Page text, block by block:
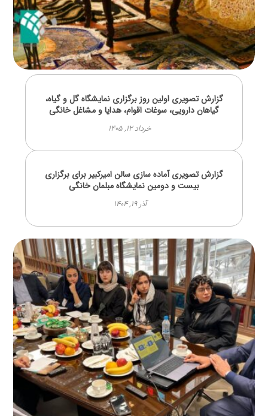
گزارش تصویری اولین روز برگزاری نمایشگاه گل و گیاه،
گیاهان دارویی، سوغات اقوام، هدایا و مشاغل خانگی
خرداد ۱۲, ۱۴۰۵
گزارش تصویری آماده سازی سالن امیرکبیر برای برگزاری
بیست و دومین نمایشگاه مبلمان خانگی
آذر ۱۹, ۱۴۰۴